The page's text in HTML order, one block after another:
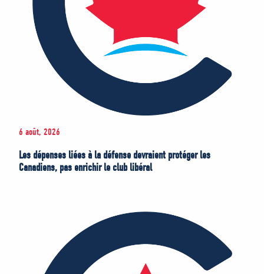
6 août, 2026
Les dépenses liées à la défense devraient protéger les
Canadiens, pas enrichir le club libéral